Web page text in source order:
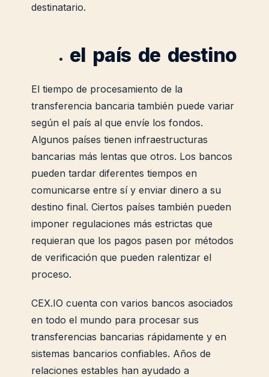
destinatario.
el país de destino
El tiempo de procesamiento de la
transferencia bancaria también puede variar
según el país al que envíe los fondos.
Algunos países tienen infraestructuras
bancarias más lentas que otros. Los bancos
pueden tardar diferentes tiempos en
comunicarse entre sí y enviar dinero a su
destino final. Ciertos países también pueden
imponer regulaciones más estrictas que
requieran que los pagos pasen por métodos
de verificación que pueden ralentizar el
proceso.
CEX.IO cuenta con varios bancos asociados
en todo el mundo para procesar sus
transferencias bancarias rápidamente y en
sistemas bancarios confiables. Años de
relaciones estables han ayudado a